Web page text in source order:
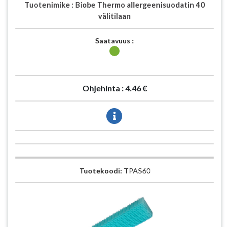
Tuotenimike : Biobe Thermo allergeenisuodatin 40
välitilaan
Saatavuus :
Ohjehinta :4.46 €
Tuotekoodi: TPAS60